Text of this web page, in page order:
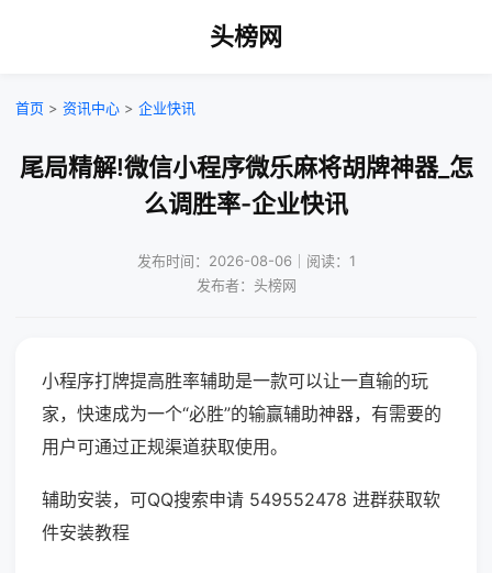
头榜网
首页 > 资讯中心 > 企业快讯
尾局精解!微信小程序微乐麻将胡牌神器_怎
么调胜率-企业快讯
发布时间：2026-08-06｜阅读：1
发布者：头榜网
小程序打牌提高胜率辅助是一款可以让一直输的玩
家，快速成为一个“必胜”的输赢辅助神器，有需要的
用户可通过正规渠道获取使用。
辅助安装，可QQ搜索申请 549552478 进群获取软
件安装教程